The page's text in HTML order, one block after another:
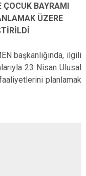
Esenyurt
Sancaktepe
ÇOCUK BAYRAMI
ÜZERE
başkanlığında, ilgili
23 Nisan Ulusal
planlamak